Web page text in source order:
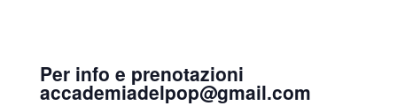
Per info e prenotazioni
accademiadelpop@gmail.com